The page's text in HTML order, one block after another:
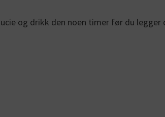
og drikk den noen timer før du legger